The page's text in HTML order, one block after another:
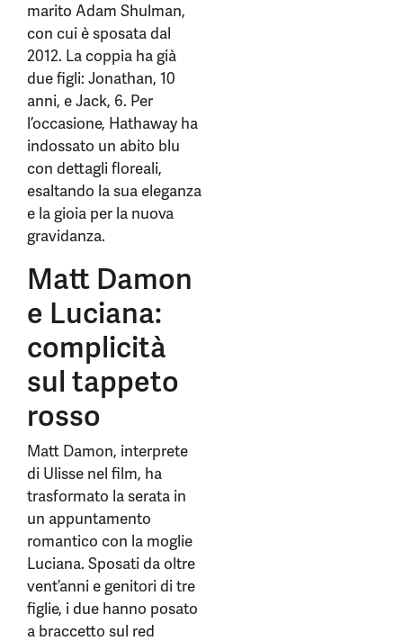
marito Adam Shulman,
con cui è sposata dal
2012. La coppia ha già
due figli: Jonathan, 10
anni, e Jack, 6. Per
l’occasione, Hathaway ha
indossato un abito blu
con dettagli floreali,
esaltando la sua eleganza
e la gioia per la nuova
gravidanza.
Matt Damon
e Luciana:
complicità
sul tappeto
rosso
Matt Damon, interprete
di Ulisse nel film, ha
trasformato la serata in
un appuntamento
romantico con la moglie
Luciana. Sposati da oltre
vent’anni e genitori di tre
figlie, i due hanno posato
a braccetto sul red